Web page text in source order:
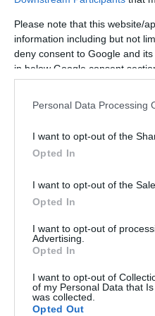
Please note that this website/
information including but not
deny consent to Google and
in below Google consent
Personal Data Processing
I want to opt-out of the
Opted In
I want to opt-out of the
Opted In
I want to opt-out of
Advertising.
Opted In
I want to opt-out of
of my Personal Data that
was collected.
Opted Out
az NB I
új
magyar
2023.02.16. |
Az NB
helyén